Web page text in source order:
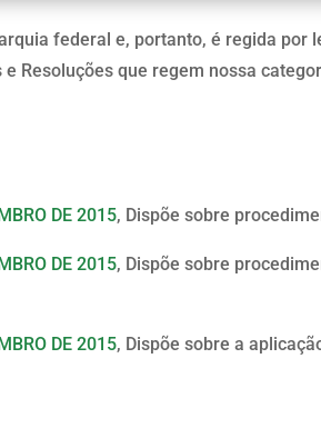
federal e, portanto, é regida por
Resoluções que regem nossa
DE 2015, Dispõe sobre
DE 2015, Dispõe sobre
DE 2015, Dispõe sobre a